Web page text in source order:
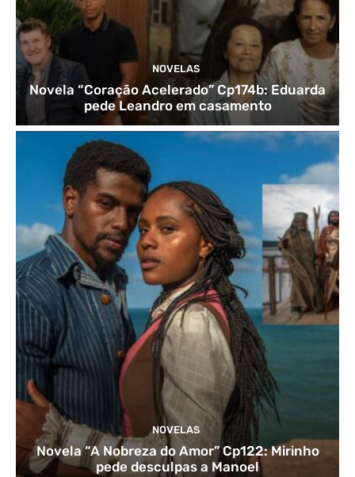
NOVELAS
Novela “Coração Acelerado” Cp174b: Eduarda
pede Leandro em casamento
NOVELAS
Novela “A Nobreza do Amor” Cp122: Mirinho
pede desculpas a Manoel